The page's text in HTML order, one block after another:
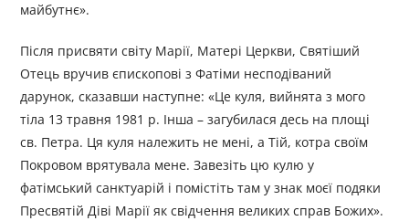
майбутнє».
Після присвяти світу Марії, Матері Церкви, Святіший
Отець вручив єпископові з Фатіми несподіваний
дарунок, сказавши наступне: «Це куля, вийнята з мого
тіла 13 травня 1981 р. Інша – загубилася десь на площі
св. Петра. Ця куля належить не мені, а Тій, котра своїм
Покровом врятувала мене. Завезіть цю кулю у
фатімський санктуарій і помістіть там у знак моєї подяки
Пресвятій Діві Марії як свідчення великих справ Божих».